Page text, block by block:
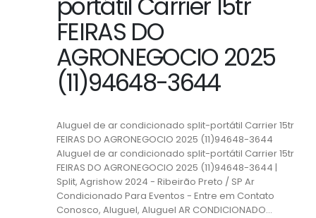
portátil Carrier 15tr
FEIRAS DO
AGRONEGOCIO 2025
(11)94648-3644
Aluguel de ar condicionado split-portátil Carrier 15tr
FEIRAS DO AGRONEGOCIO 2025 (11)94648-3644
Aluguel de ar condicionado split-portátil Carrier 15tr
FEIRAS DO AGRONEGOCIO 2025 (11)94648-3644 |
Split, Agrishow 2024 - Ribeirão Preto / SP Ar
Condicionado Para Eventos - Entre em Contato
Conosco, Aluguel, Aluguel AR CONDICIONADO...